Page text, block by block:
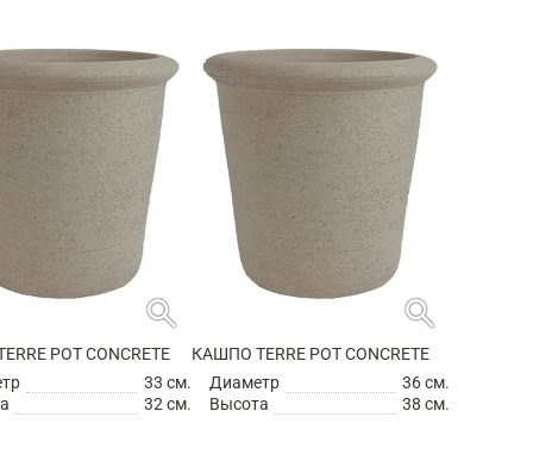
search
POT CONCRETE
33 см.
32 см.
search
КАШПО TERRE POT CONCRETE
Диаметр
36 см.
Высота
38 см.